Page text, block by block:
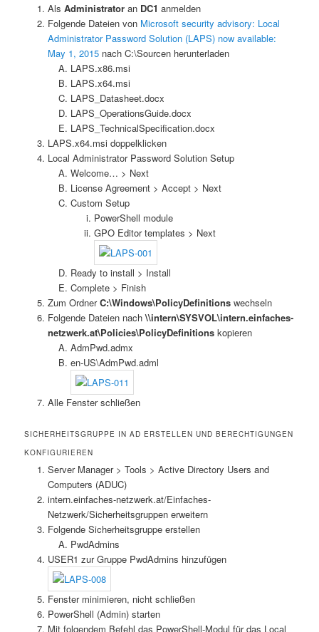
Als Administratoran DC1 anmelden
Folgende Dateien von Microsoft security advisory: Local
Administrator Password Solution (LAPS) now available:
May 1, 2015nach C:\Sourcen herunterladen
LAPS.x86.msi
LAPS.x64.msi
LAPS_Datasheet.docx
LAPS_OperationsGuide.docx
LAPS_TechnicalSpecification.docx
LAPS.x64.msi doppelklicken
Local Administrator Password Solution Setup
Welcome… > Next
License Agreement > Accept > Next
Custom Setup
PowerShell module
GPO Editor templates > Next
Ready to install > Install
Complete > Finish
Zum OrdnerC:\Windows\PolicyDefinitionswechseln
Folgende Dateien nach\\intern\SYSVOL\intern.einfaches-
netzwerk.at\Policies\PolicyDefinitionskopieren
AdmPwd.admx
en-US\AdmPwd.adml
Alle Fenster schließen
SICHERHEITSGRUPPE IN AD ERSTELLEN UND BERECHTIGUNGEN
KONFIGURIEREN
Server Manager > Tools > Active Directory Users and
Computers (ADUC)
intern.einfaches-netzwerk.at/Einfaches-
Netzwerk/Sicherheitsgruppen erweitern
Folgende Sicherheitsgruppe erstellen
PwdAdmins
USER1 zur Gruppe PwdAdmins hinzufügen
Fenster minimieren, nicht schließen
PowerShell (Admin) starten
Mit folgendem Befehl das PowerShell-Modul für das Local